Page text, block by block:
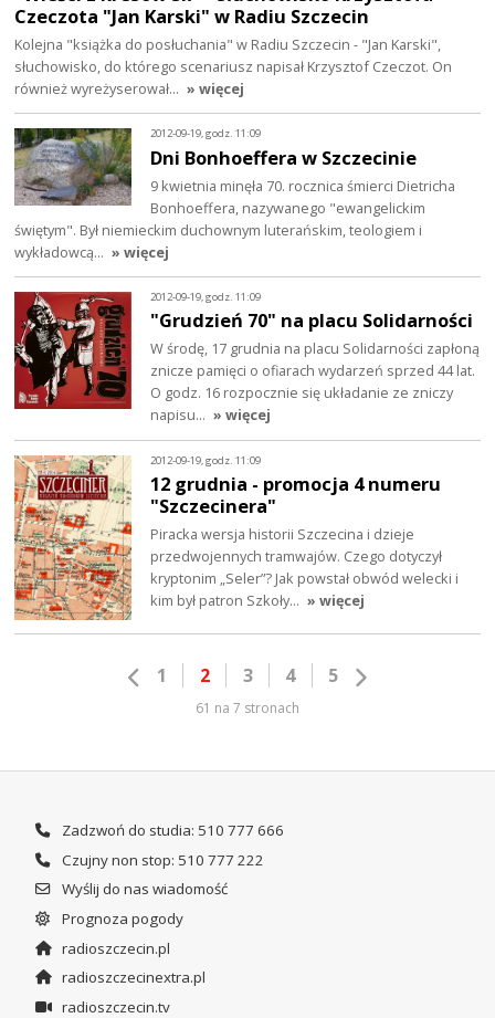
Czeczota "Jan Karski" w Radiu Szczecin
Kolejna "książka do posłuchania" w Radiu Szczecin - "Jan Karski",
słuchowisko, do którego scenariusz napisał Krzysztof Czeczot. On
również wyreżyserował… » więcej
2012-09-19, godz. 11:09
Dni Bonhoeffera w Szczecinie
9 kwietnia minęła 70. rocznica śmierci Dietricha
Bonhoeffera, nazywanego "ewangelickim
świętym". Był niemieckim duchownym luterańskim, teologiem i
wykładowcą… » więcej
2012-09-19, godz. 11:09
"Grudzień 70" na placu Solidarności
W środę, 17 grudnia na placu Solidarności zapłoną
znicze pamięci o ofiarach wydarzeń sprzed 44 lat.
O godz. 16 rozpocznie się układanie ze zniczy
napisu… » więcej
2012-09-19, godz. 11:09
12 grudnia - promocja 4 numeru
"Szczecinera"
Piracka wersja historii Szczecina i dzieje
przedwojennych tramwajów. Czego dotyczył
kryptonim „Seler”? Jak powstał obwód welecki i
kim był patron Szkoły… » więcej
1 2 3 4 5
61 na 7 stronach
Zadzwoń do studia: 510 777 666
Czujny non stop: 510 777 222
Wyślij do nas wiadomość
Prognoza pogody
radioszczecin.pl
radioszczecinextra.pl
radioszczecin.tv